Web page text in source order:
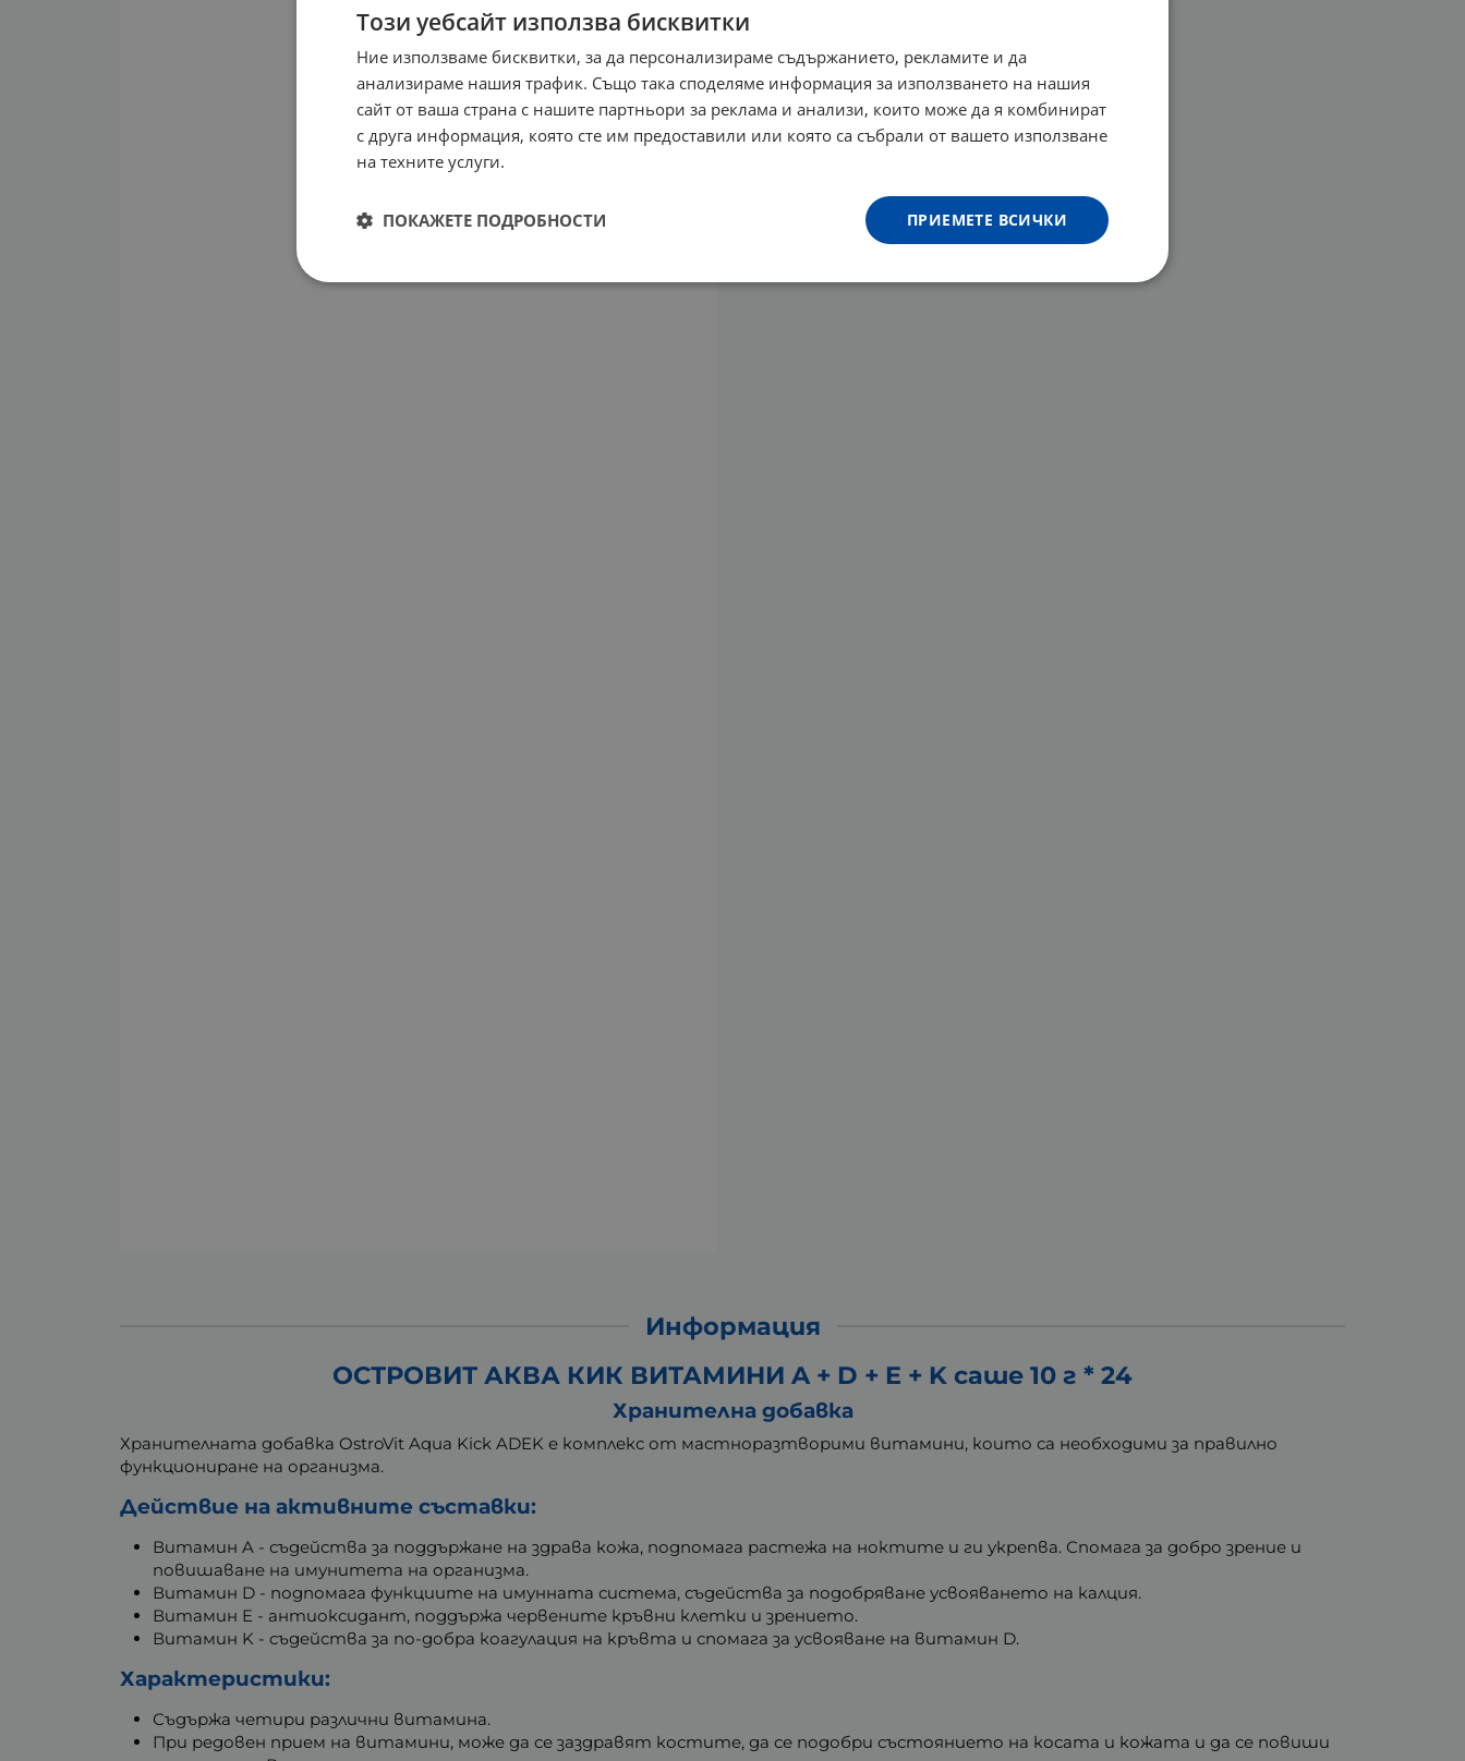
Информация
ОСТРОВИТ АКВА КИК ВИТАМИНИ A + D + E + K саше 10 г * 24
Хранителна добавка
Хранителната добавка OstroVit Aqua Kick ADEK е комплекс от мастноразтворими витамини, които са необходими за правилно
функциониране на организма.
Действие на активните съставки:
Витамин A - съдейства за поддържане на здрава кожа, подпомага растежа на ноктите и ги укрепва. Спомага за добро зрение и
повишаване на имунитета на организма.
Витамин D - подпомага функциите на имунната система, съдейства за подобряване усвояването на калция.
Витамин E - антиоксидант, поддържа червените кръвни клетки и зрението.
Витамин K - съдейства за по-добра коагулация на кръвта и спомага за усвояване на витамин D.
Характеристики:
Съдържа четири различни витамина.
При редовен прием на витамини, може да се заздравят костите, да се подобри състоянието на косата и кожата и да се повиши
Този уебсайт използва бисквитки
Ние използваме бисквитки, за да персонализираме съдържанието, рекламите и да
анализираме нашия трафик. Също така споделяме информация за използването на нашия
сайт от ваша страна с нашите партньори за реклама и анализи, които може да я комбинират
с друга информация, която сте им предоставили или която са събрали от вашето използване
на техните услуги.
ПРИЕМЕТЕ ВСИЧКИ
ПОКАЖЕТЕ ПОДРОБНОСТИ